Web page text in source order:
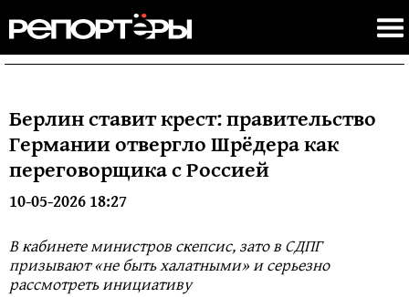
Берлин ставит крест: правительство
Германии отвергло Шрёдера как
переговорщика с Россией
10-05-2026 18:27
В кабинете министров скепсис, зато в СДПГ
призывают «не быть халатными» и серьезно
рассмотреть инициативу